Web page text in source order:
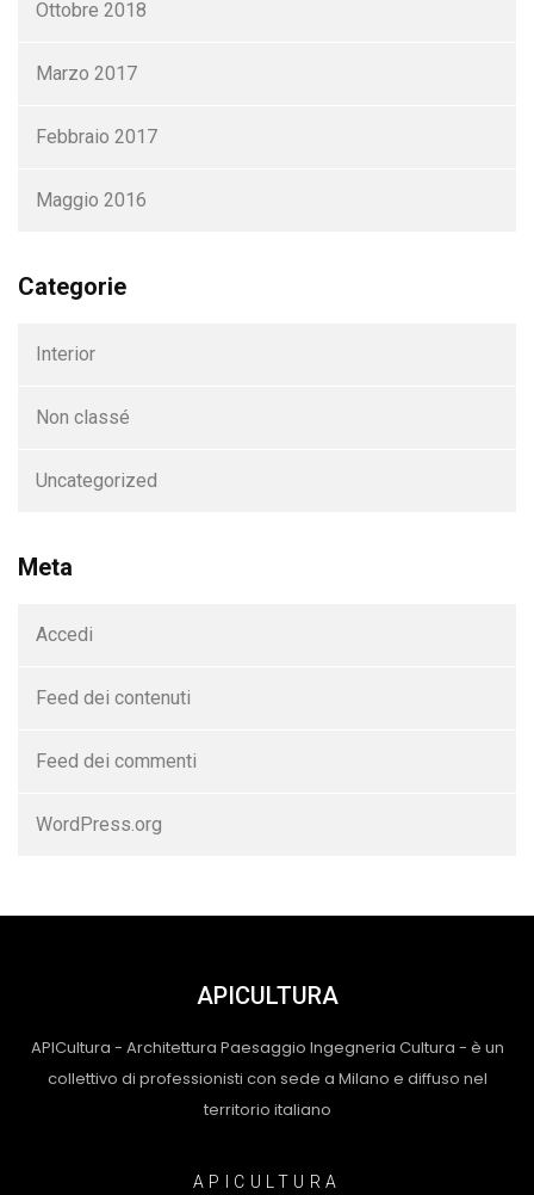
Ottobre 2018
Marzo 2017
Febbraio 2017
Maggio 2016
Categorie
Interior
Non classé
Uncategorized
Meta
Accedi
Feed dei contenuti
Feed dei commenti
WordPress.org
APICULTURA
APICultura - Architettura Paesaggio Ingegneria Cultura - è un
collettivo di professionisti con sede a Milano e diffuso nel
territorio italiano
APICULTURA